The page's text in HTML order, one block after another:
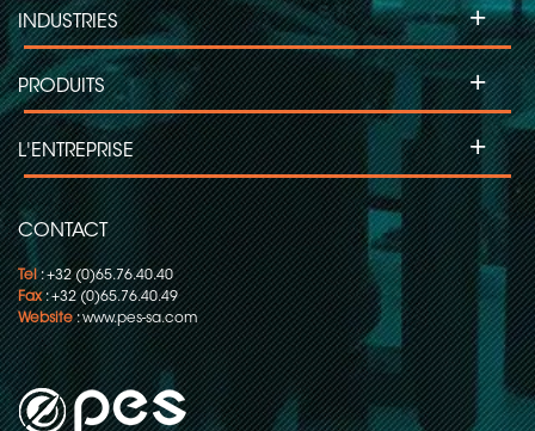
CONTACT
Tel: +32 (0)65.76.40.40
Fax: +32 (0)65.76.40.49
Website:www.pes-sa.com
INDUSTRIES +
PRODUITS +
L'ENTREPRISE +